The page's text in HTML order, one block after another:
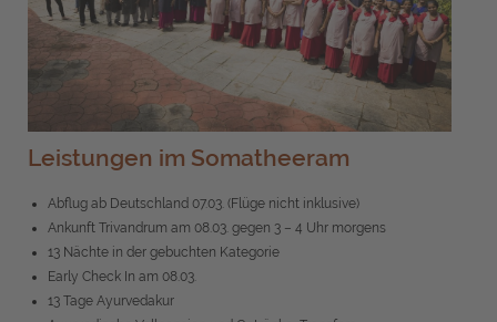
Leistungen im Somatheeram
Abflug ab Deutschland 07.03. (Flüge nicht inklusive)
Ankunft Trivandrum am 08.03. gegen 3 – 4 Uhr morgens
13 Nächte in der gebuchten Kategorie
Early Check In am 08.03.
13 Tage Ayurvedakur